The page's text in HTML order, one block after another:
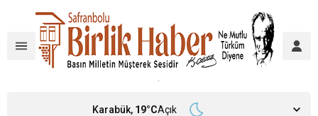
Karabük, 19°CAçık